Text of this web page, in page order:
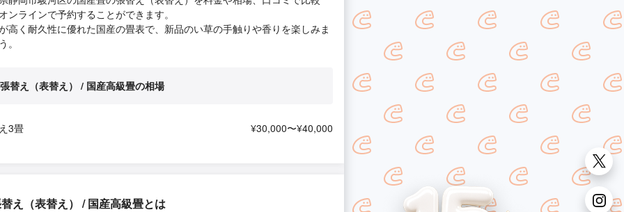
ンラインで予約することができます。
高く耐久性に優れた国産の畳表で、新品のい草の手触りや香りを楽しみま
。
替え（表替え） / 国産高級畳の相場
3畳 ¥30,000〜¥40,000
え（表替え） / 国産高級畳とは